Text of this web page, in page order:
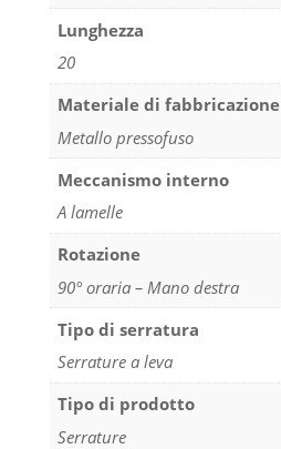
Lunghezza
20
Materiale di fabbricazione
Metallo pressofuso
Meccanismo interno
A lamelle
Rotazione
90° oraria – Mano destra
Tipo di serratura
Serrature a leva
Tipo di prodotto
Serrature